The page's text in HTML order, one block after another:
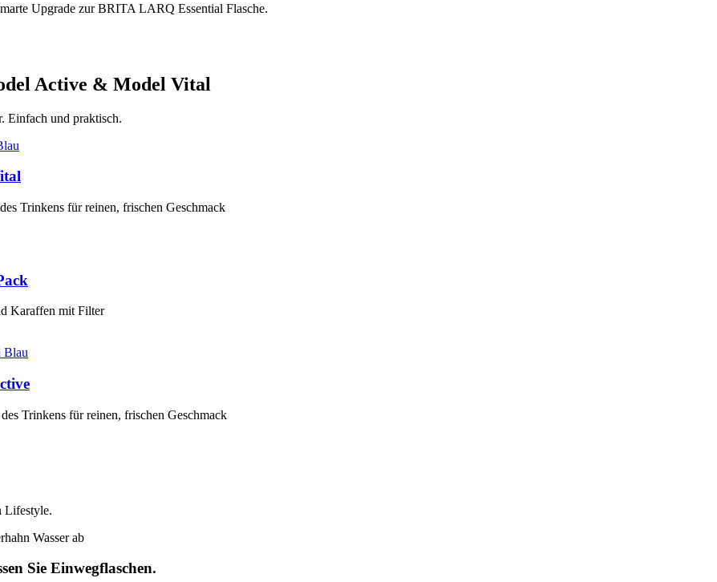
Upgrade zur BRITA LARQ Essential Flasche.
Active & Model Vital
Einfach und praktisch.
Trinkens für reinen, frischen Geschmack
Karaffen mit Filter
Trinkens für reinen, frischen Geschmack
Lifestyle.
Sie Einwegflaschen.